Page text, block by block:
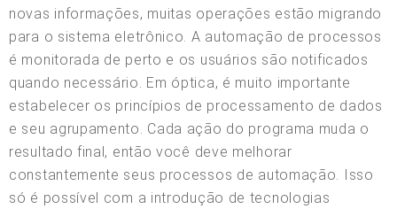
novas informações, muitas operações estão migrando
para o sistema eletrônico. A automação de processos
é monitorada de perto e os usuários são notificados
quando necessário. Em óptica, é muito importante
estabelecer os princípios de processamento de dados
e seu agrupamento. Cada ação do programa muda o
resultado final, então você deve melhorar
constantemente seus processos de automação. Isso
só é possível com a introdução de tecnologias